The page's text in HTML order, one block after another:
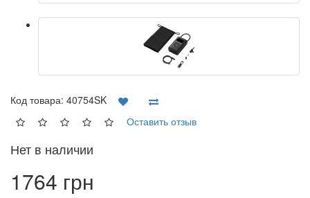
Код товара: 40754SK
Оставить отзыв
Нет в наличии
1764 грн